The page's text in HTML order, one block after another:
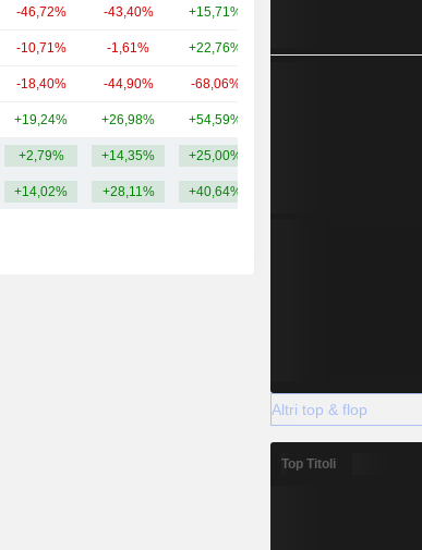
-46,72% -43,40% +15,71%
-10,71% -1,61% +22,76%
-18,40% -44,90% -68,06%
+19,24% +26,98% +54,59%
+2,79% +14,35% +25,00%
+14,02% +28,11% +40,64%
Altri top & flop
Top Titoli